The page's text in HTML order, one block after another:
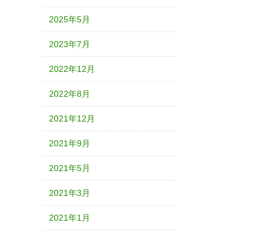
2025年5月
2023年7月
2022年12月
2022年8月
2021年12月
2021年9月
2021年5月
2021年3月
2021年1月